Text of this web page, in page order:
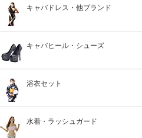
キャバドレス・他ブランド
キャバヒール・シューズ
浴衣セット
水着・ラッシュガード